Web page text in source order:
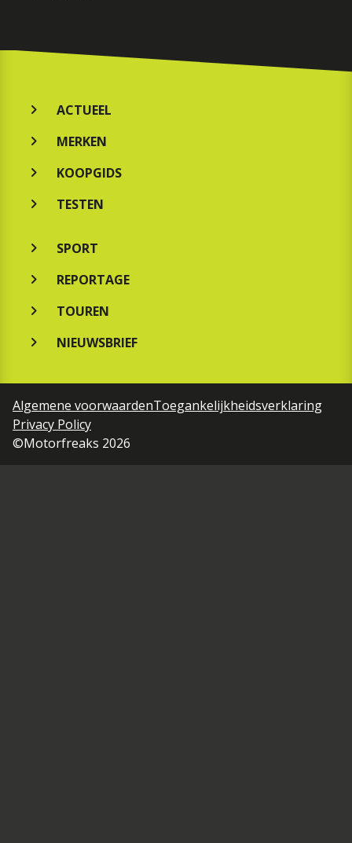
ACTUEEL
MERKEN
KOOPGIDS
TESTEN
SPORT
REPORTAGE
TOUREN
NIEUWSBRIEF
Algemene voorwaardenToegankelijkheidsverklaring
Privacy Policy
©Motorfreaks 2026